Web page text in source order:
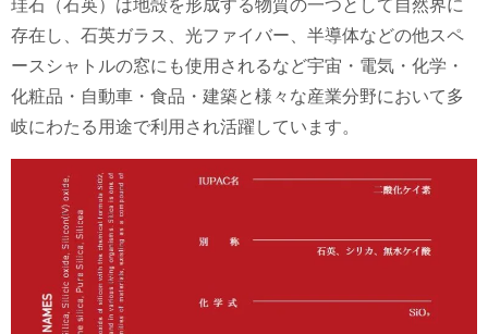
珪石（石英）は地殻を形成する物質の一つとして自然界に
存在し、 石英ガラス、光ファイバー、半導体などの他スペ
ースシャトルの窓にも使用されるなど宇宙・電気・化学・
化粧品・自動車・食品・建築と様々な産業分野において多
岐にわたる用途で利用され活躍しています。